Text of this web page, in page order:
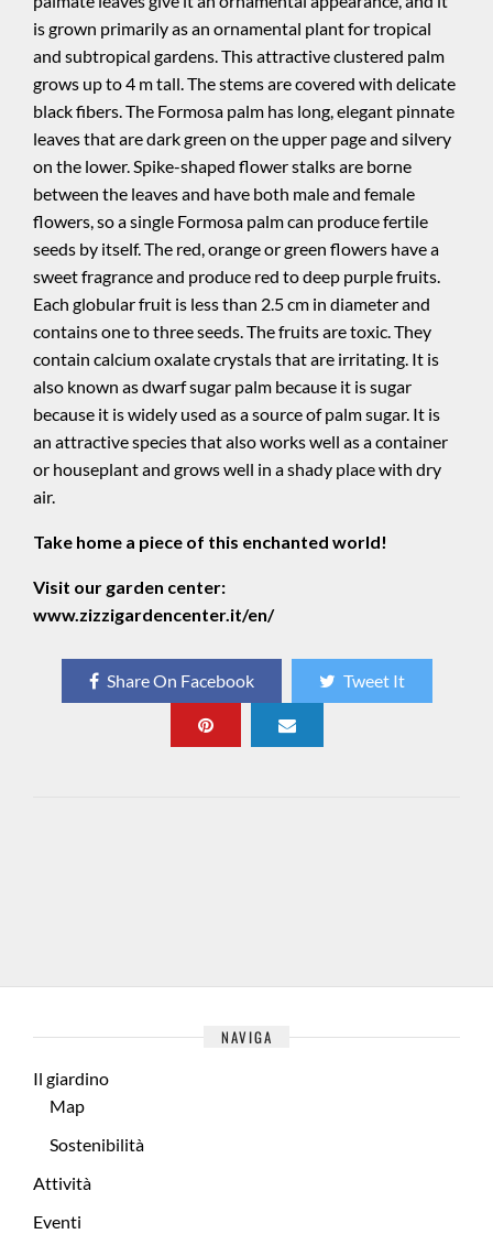
is grown primarily as an ornamental plant for tropical
and subtropical gardens. This attractive clustered palm
grows up to 4 m tall. The stems are covered with delicate
black fibers. The Formosa palm has long, elegant pinnate
leaves that are dark green on the upper page and silvery
on the lower. Spike-shaped flower stalks are borne
between the leaves and have both male and female
flowers, so a single Formosa palm can produce fertile
seeds by itself. The red, orange or green flowers have a
sweet fragrance and produce red to deep purple fruits.
Each globular fruit is less than 2.5 cm in diameter and
contains one to three seeds. The fruits are toxic. They
contain calcium oxalate crystals that are irritating. It is
also known as dwarf sugar palm because it is sugar
because it is widely used as a source of palm sugar. It is
an attractive species that also works well as a container
or houseplant and grows well in a shady place with dry
air.
Take home a piece of this enchanted world!
Visit our garden center:
www.zizzigardencenter.it/en/
Share On Facebook Tweet It
NAVIGA
Il giardino
Map
Sostenibilità
Attività
Eventi